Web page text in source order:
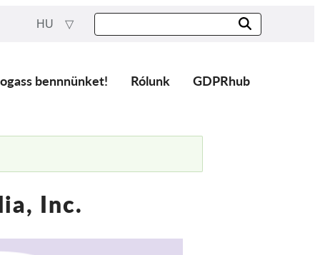
HU
bennnünket! Rólunk GDPRhub
Inc.